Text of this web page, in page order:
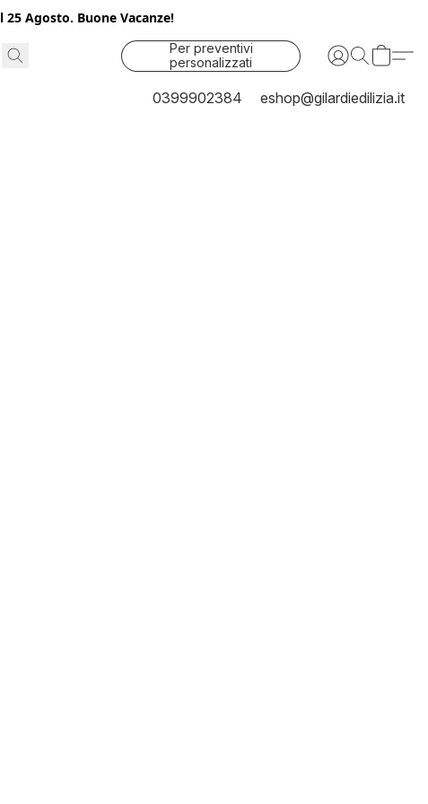
Agosto. Buone Vacanze!
Per preventivi
personalizzati
contattaci
0399902384 eshop@gilardiedilizia.it